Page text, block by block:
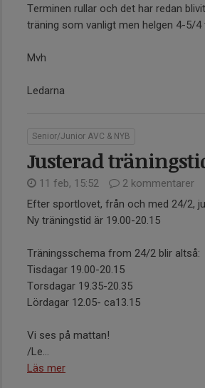
Terminen rullar och det har redan
träning som vanligt men helgen 4-5/4
Mvh
Ledarna
Senior/Junior AVC & NYB
Justerad
11 feb, 15:52
2 kommentarer
Efter sportlovet, från och med 24/2,
Ny träningstid är 19.00-20.15
Träningsschema from 24/2 blir altså:
Tisdagar 19.00-20.15
Torsdagar 19.35-20.35
Lördagar 12.05- ca13.15
Vi ses på mattan!
/Le...
Läs mer